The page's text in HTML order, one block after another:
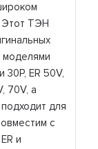
Этот ТЭН
моделями
30P, ER 50V,
70V, а
для
с
и